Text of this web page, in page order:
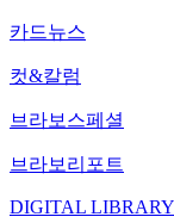
카드뉴스
컷&칼럼
브라보스페셜
브라보리포트
DIGITAL LIBRARY